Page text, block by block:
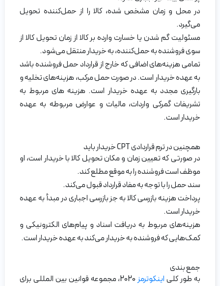
در محل و زمان مشخص شده، کالا را از حمل‌کننده تحویل
می‌گیرد.
مسئولیت گم شدن یا خسارت وارده بر کالا از زمان تحویل کالا از
سوی فروشنده به حمل‌کننده، به خریدار منتقل می‌شود.
تمامی هزینه‌های اضافی که خارج از قرارداد حمل فروشنده باشد
به عهده خریدار است. در صورت حمل مرکب، هزینه‌های تخلیه و
بارگیری مجدد به عهده خریدار است. هزینه های مربوط به
تشریفات گمرکی واردات، مالیات و عوارض مربوطه به عهده
خریدار است.
همچنین در ترم قراردادی CPT خریدار باید
در صورتی که تعیین زمان و مکان تحویل کالا با خریدار است، او
موظف است فروشنده را به موقع مطلع کند.
سند حمل را با توجه به مفاد قرارداد قبول می‌کند.
پرداخت هزینه بازرسی کالا به جز بازرسی اجباری در مبدأ به عهده
خریدار است.
هزینه‌های مربوط به دریافت اسناد و پیام‌های الکترونیکی و
کمک‌هایی که فروشنده به خریدار می‌کند به عهده خریدار است.
جمع بندی
به طور کلی اینکوترمز
2020، مجموعه قوانین بین المللی برای